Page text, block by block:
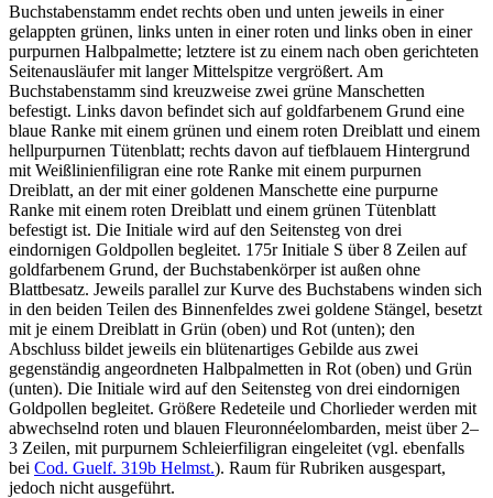
Buchstabenstamm endet rechts oben und unten jeweils in einer
gelappten grünen, links unten in einer roten und links oben in einer
purpurnen Halbpalmette; letztere ist zu einem nach oben gerichteten
Seitenausläufer mit langer Mittelspitze vergrößert. Am
Buchstabenstamm sind kreuzweise zwei grüne Manschetten
befestigt. Links davon befindet sich auf goldfarbenem Grund eine
blaue Ranke mit einem grünen und einem roten Dreiblatt und einem
hellpurpurnen Tütenblatt; rechts davon auf tiefblauem Hintergrund
mit Weißlinienfiligran eine rote Ranke mit einem purpurnen
Dreiblatt, an der mit einer goldenen Manschette eine purpurne
Ranke mit einem roten Dreiblatt und einem grünen Tütenblatt
befestigt ist. Die Initiale wird auf den Seitensteg von drei
eindornigen Goldpollen begleitet. 175r Initiale S über 8 Zeilen auf
goldfarbenem Grund, der Buchstabenkörper ist außen ohne
Blattbesatz. Jeweils parallel zur Kurve des Buchstabens winden sich
in den beiden Teilen des Binnenfeldes zwei goldene Stängel, besetzt
mit je einem Dreiblatt in Grün (oben) und Rot (unten); den
Abschluss bildet jeweils ein blütenartiges Gebilde aus zwei
gegenständig angeordneten Halbpalmetten in Rot (oben) und Grün
(unten). Die Initiale wird auf den Seitensteg von drei eindornigen
Goldpollen begleitet. Größere Redeteile und Chorlieder werden mit
abwechselnd roten und blauen Fleuronnéelombarden, meist über 2–
3 Zeilen, mit purpurnem Schleierfiligran eingeleitet (vgl. ebenfalls
bei Cod. Guelf. 319b Helmst.). Raum für Rubriken ausgespart,
jedoch nicht ausgeführt.